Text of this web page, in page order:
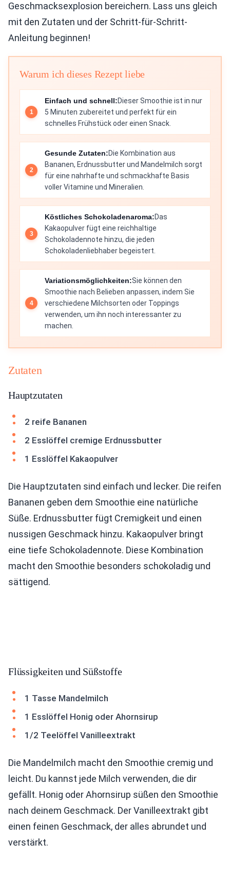
Geschmacksexplosion bereichern. Lass uns gleich
mit den Zutaten und der Schritt-für-Schritt-
Anleitung beginnen!
Warum ich dieses Rezept liebe
Einfach und schnell:Dieser Smoothie ist in nur
5 Minuten zubereitet und perfekt für ein
schnelles Frühstück oder einen Snack.
Gesunde Zutaten:Die Kombination aus
Bananen, Erdnussbutter und Mandelmilch sorgt
für eine nahrhafte und schmackhafte Basis
voller Vitamine und Mineralien.
Köstliches Schokoladenaroma:Das
Kakaopulver fügt eine reichhaltige
Schokoladennote hinzu, die jeden
Schokoladenliebhaber begeistert.
Variationsmöglichkeiten:Sie können den
Smoothie nach Belieben anpassen, indem Sie
verschiedene Milchsorten oder Toppings
verwenden, um ihn noch interessanter zu
machen.
Zutaten
Hauptzutaten
2 reife Bananen
2 Esslöffel cremige Erdnussbutter
1 Esslöffel Kakaopulver
Die Hauptzutaten sind einfach und lecker. Die reifen
Bananen geben dem Smoothie eine natürliche
Süße. Erdnussbutter fügt Cremigkeit und einen
nussigen Geschmack hinzu. Kakaopulver bringt
eine tiefe Schokoladennote. Diese Kombination
macht den Smoothie besonders schokoladig und
sättigend.
Flüssigkeiten und Süßstoffe
1 Tasse Mandelmilch
1 Esslöffel Honig oder Ahornsirup
1/2 Teelöffel Vanilleextrakt
Die Mandelmilch macht den Smoothie cremig und
leicht. Du kannst jede Milch verwenden, die dir
gefällt. Honig oder Ahornsirup süßen den Smoothie
nach deinem Geschmack. Der Vanilleextrakt gibt
einen feinen Geschmack, der alles abrundet und
verstärkt.